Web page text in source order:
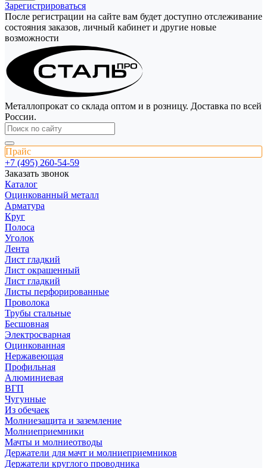
Зарегистрироваться
После регистрации на сайте вам будет доступно отслеживание
состояния заказов, личный кабинет и другие новые
возможности
Металлопрокат со склада оптом и в розницу. Доставка по всей
России.
Прайс
+7 (495) 260-54-59
Заказать звонок
Каталог
Оцинкованный металл
Арматура
Круг
Полоса
Уголок
Лента
Лист гладкий
Лист окрашенный
Лист гладкий
Листы перфорированные
Проволока
Трубы стальные
Бесшовная
Электросварная
Оцинкованная
Нержавеющая
Профильная
Алюминиевая
ВГП
Чугунные
Из обечаек
Молниезащита и заземление
Молниеприемники
Мачты и молниеотводы
Держатели для мачт и молниеприемников
Держатели круглого проводника